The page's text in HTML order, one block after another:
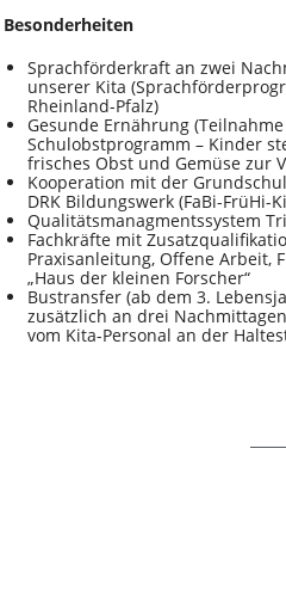
Besonderheiten
Sprachförderkraft an zwei
unserer Kita
Rheinland-Pfalz)
Gesunde Ernährung
Schulobstprogramm – Kinder
frisches Obst und Gemüse zur
Kooperation mit der
DRK Bildungswerk (FaBi-FrüHi-
Qualitätsmanagmentssystem
Fachkräfte mit
Praxisanleitung, Offene Arbeit,
„Haus der kleinen Forscher“
Bustransfer (ab dem 3.
zusätzlich an drei
vom Kita-Personal an der